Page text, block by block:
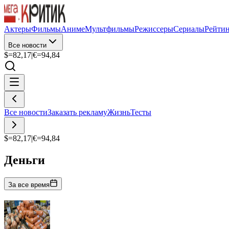
АктерыФильмыАнимеМультфильмыРежиссерыСериалы
Все новости
$=82,17|€=94,84
Все новостиЗаказать рекламуЖизньТесты
$=82,17|€=94,84
Деньги
За все время